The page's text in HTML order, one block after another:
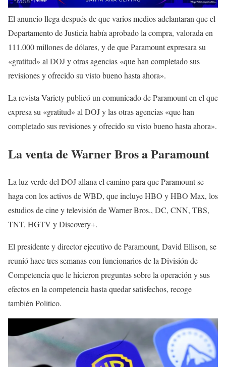
El anuncio llega después de que varios medios adelantaran que el
Departamento de Justicia había aprobado la compra, valorada en
111.000 millones de dólares, y de que Paramount expresara su
«gratitud» al DOJ y otras agencias «que han completado sus
revisiones y ofrecido su visto bueno hasta ahora».
La revista Variety publicó un comunicado de Paramount en el que
expresa su «gratitud» al DOJ y las otras agencias «que han
completado sus revisiones y ofrecido su visto bueno hasta ahora».
La venta de Warner Bros a Paramount
La luz verde del DOJ allana el camino para que Paramount se
haga con los activos de WBD, que incluye HBO y HBO Max, los
estudios de cine y televisión de Warner Bros., DC, CNN, TBS,
TNT, HGTV y Discovery+.
El presidente y director ejecutivo de Paramount, David Ellison, se
reunió hace tres semanas con funcionarios de la División de
Competencia que le hicieron preguntas sobre la operación y sus
efectos en la competencia hasta quedar satisfechos, recoge
también Politico.